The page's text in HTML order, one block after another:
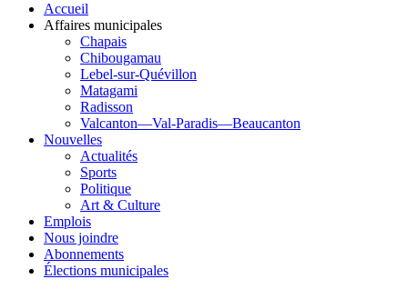
Accueil
Affaires municipales
Chapais
Chibougamau
Lebel-sur-Quévillon
Matagami
Radisson
Valcanton—Val-Paradis—Beaucanton
Nouvelles
Actualités
Sports
Politique
Art & Culture
Emplois
Nous joindre
Abonnements
Élections municipales